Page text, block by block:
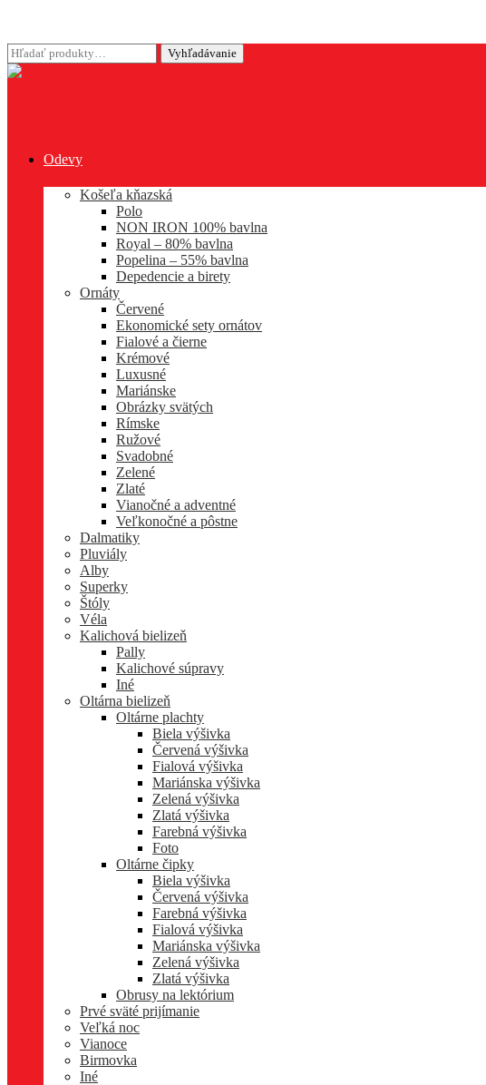
Hľadať: Vyhľadávanie
Odevy
Košeľa kňazská
Polo
NON IRON 100% bavlna
Royal – 80% bavlna
Popelina – 55% bavlna
Depedencie a birety
Ornáty
Červené
Ekonomické sety ornátov
Fialové a čierne
Krémové
Luxusné
Mariánske
Obrázky svätých
Rímske
Ružové
Svadobné
Zelené
Zlaté
Vianočné a adventné
Veľkonočné a pôstne
Dalmatiky
Pluviály
Alby
Superky
Štóly
Véla
Kalichová bielizeň
Pally
Kalichové súpravy
Iné
Oltárna bielizeň
Oltárne plachty
Biela výšivka
Červená výšivka
Fialová výšivka
Mariánska výšivka
Zelená výšivka
Zlatá výšivka
Farebná výšivka
Foto
Oltárne čipky
Biela výšivka
Červená výšivka
Farebná výšivka
Fialová výšivka
Mariánska výšivka
Zelená výšivka
Zlatá výšivka
Obrusy na lektórium
Prvé sväté prijímanie
Veľká noc
Vianoce
Birmovka
Iné